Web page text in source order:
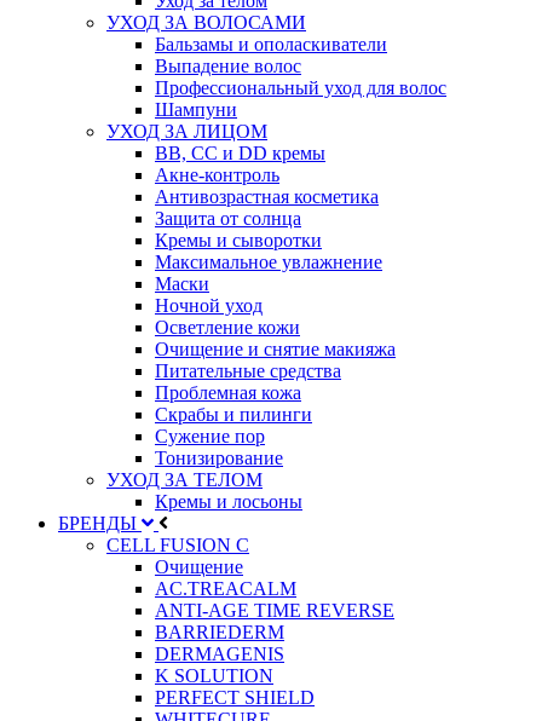
УХОД ЗА ВОЛОСАМИ
Бальзамы и ополаскиватели
Выпадение волос
Профессиональный уход для волос
Шампуни
УХОД ЗА ЛИЦОМ
BB, CC и DD кремы
Акне-контроль
Антивозрастная косметика
Защита от солнца
Кремы и сыворотки
Максимальное увлажнение
Маски
Ночной уход
Осветление кожи
Очищение и снятие макияжа
Питательные средства
Проблемная кожа
Скрабы и пилинги
Сужение пор
Тонизирование
УХОД ЗА ТЕЛОМ
Кремы и лосьоны
БРЕНДЫ
CELL FUSION C
Очищение
AC.TREACALM
ANTI-AGE TIME REVERSE
BARRIEDERM
DERMAGENIS
K SOLUTION
PERFECT SHIELD